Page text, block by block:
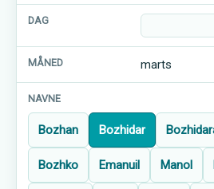
marts
Bozhan Bozhidar
Bozhko Emanuil Manol